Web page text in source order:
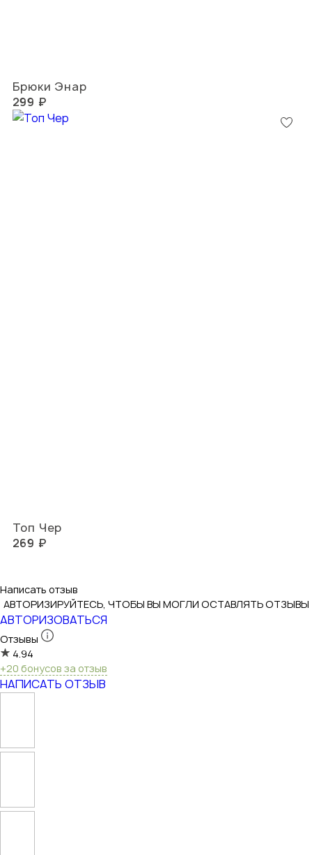
Брюки Энар
299 ₽
Топ Чер
269 ₽
Написать отзыв
АВТОРИЗИРУЙТЕСЬ, ЧТОБЫ ВЫ МОГЛИ ОСТАВЛЯТЬ ОТЗЫВЫ
АВТОРИЗОВАТЬСЯ
Отзывы
4.94
+20 бонусов за отзыв
НАПИСАТЬ ОТЗЫВ